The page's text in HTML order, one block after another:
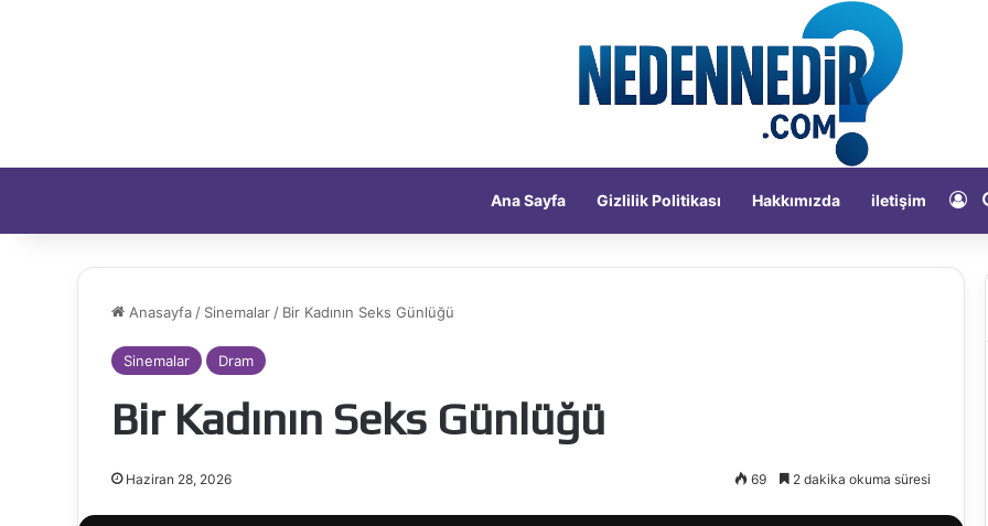
Ana Sayfa Gizlilik Politikası Hakkımızda iletişim
Anasayfa / Sinemalar / Bir Kadının Seks Günlüğü
Sinemalar Dram
Bir Kadının Seks Günlüğü
Haziran 28, 2026 69 2 dakika okuma süresi